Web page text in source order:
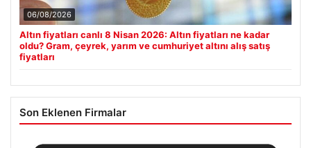
06/08/2026
Altın fiyatları canlı 8 Nisan 2026: Altın fiyatları ne kadar
oldu? Gram, çeyrek, yarım ve cumhuriyet altını alış satış
fiyatları
Son Eklenen Firmalar